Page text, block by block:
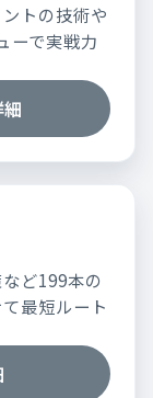
トの技術や
ーで実戦力
ど199本の
最短ルート